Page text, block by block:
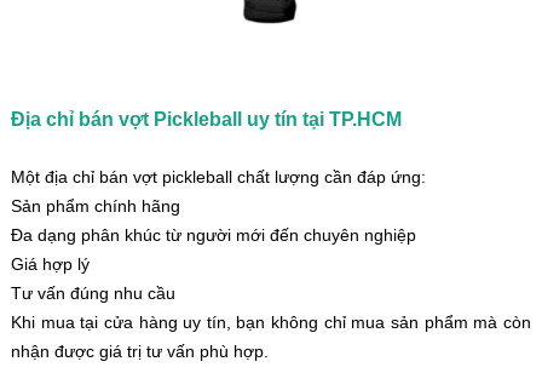
Địa chỉ bán vợt Pickleball uy tín tại TP.HCM
Một địa chỉ bán vợt pickleball chất lượng cần đáp ứng:
Sản phẩm chính hãng
Đa dạng phân khúc từ người mới đến chuyên nghiệp
Giá hợp lý
Tư vấn đúng nhu cầu
Khi mua tại cửa hàng uy tín, bạn không chỉ mua sản phẩm mà còn
nhận được giá trị tư vấn phù hợp.